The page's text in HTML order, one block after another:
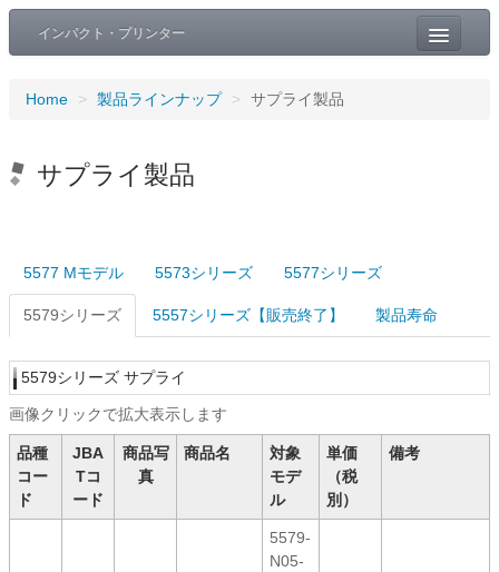
インパクト・プリンター
ダウンロード
Home > 製品ラインナップ > サプライ製品
サプライ製品
5577 Mモデル 5573シリーズ 5577シリーズ
5579シリーズ 5557シリーズ【販売終了】 製品寿命
5579シリーズ サプライ
画像クリックで拡大表示します
品種
コー
ド
JBA
Tコ
ード
商品写
真
商品名
対象
モデ
ル
単価
（税
別）
備考
5579-
N05-